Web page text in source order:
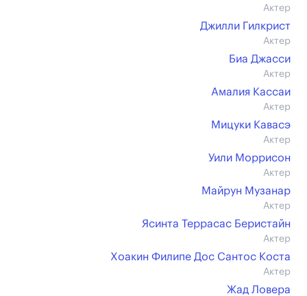
Актер
Джилли Гилкрист
Актер
Биа Джасси
Актер
Амалия Кассаи
Актер
Мицуки Кавасэ
Актер
Уили Моррисон
Актер
Майрун Музанар
Актер
Ясинта Террасас Беристайн
Актер
Хоакин Филипе Дос Сантос Коста
Актер
Жад Ловера